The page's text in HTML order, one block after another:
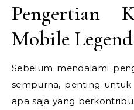
Pengertian
Mobile
Sebelum mendalami
sempurna, penting
apa saja yang